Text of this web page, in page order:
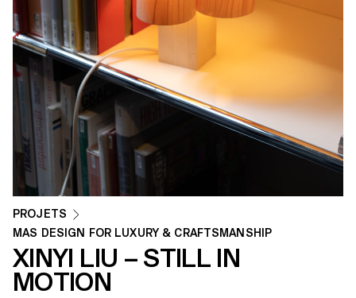
PROJETS
MAS DESIGN FOR LUXURY & CRAFTSMANSHIP
XINYI LIU – STILL IN
MOTION